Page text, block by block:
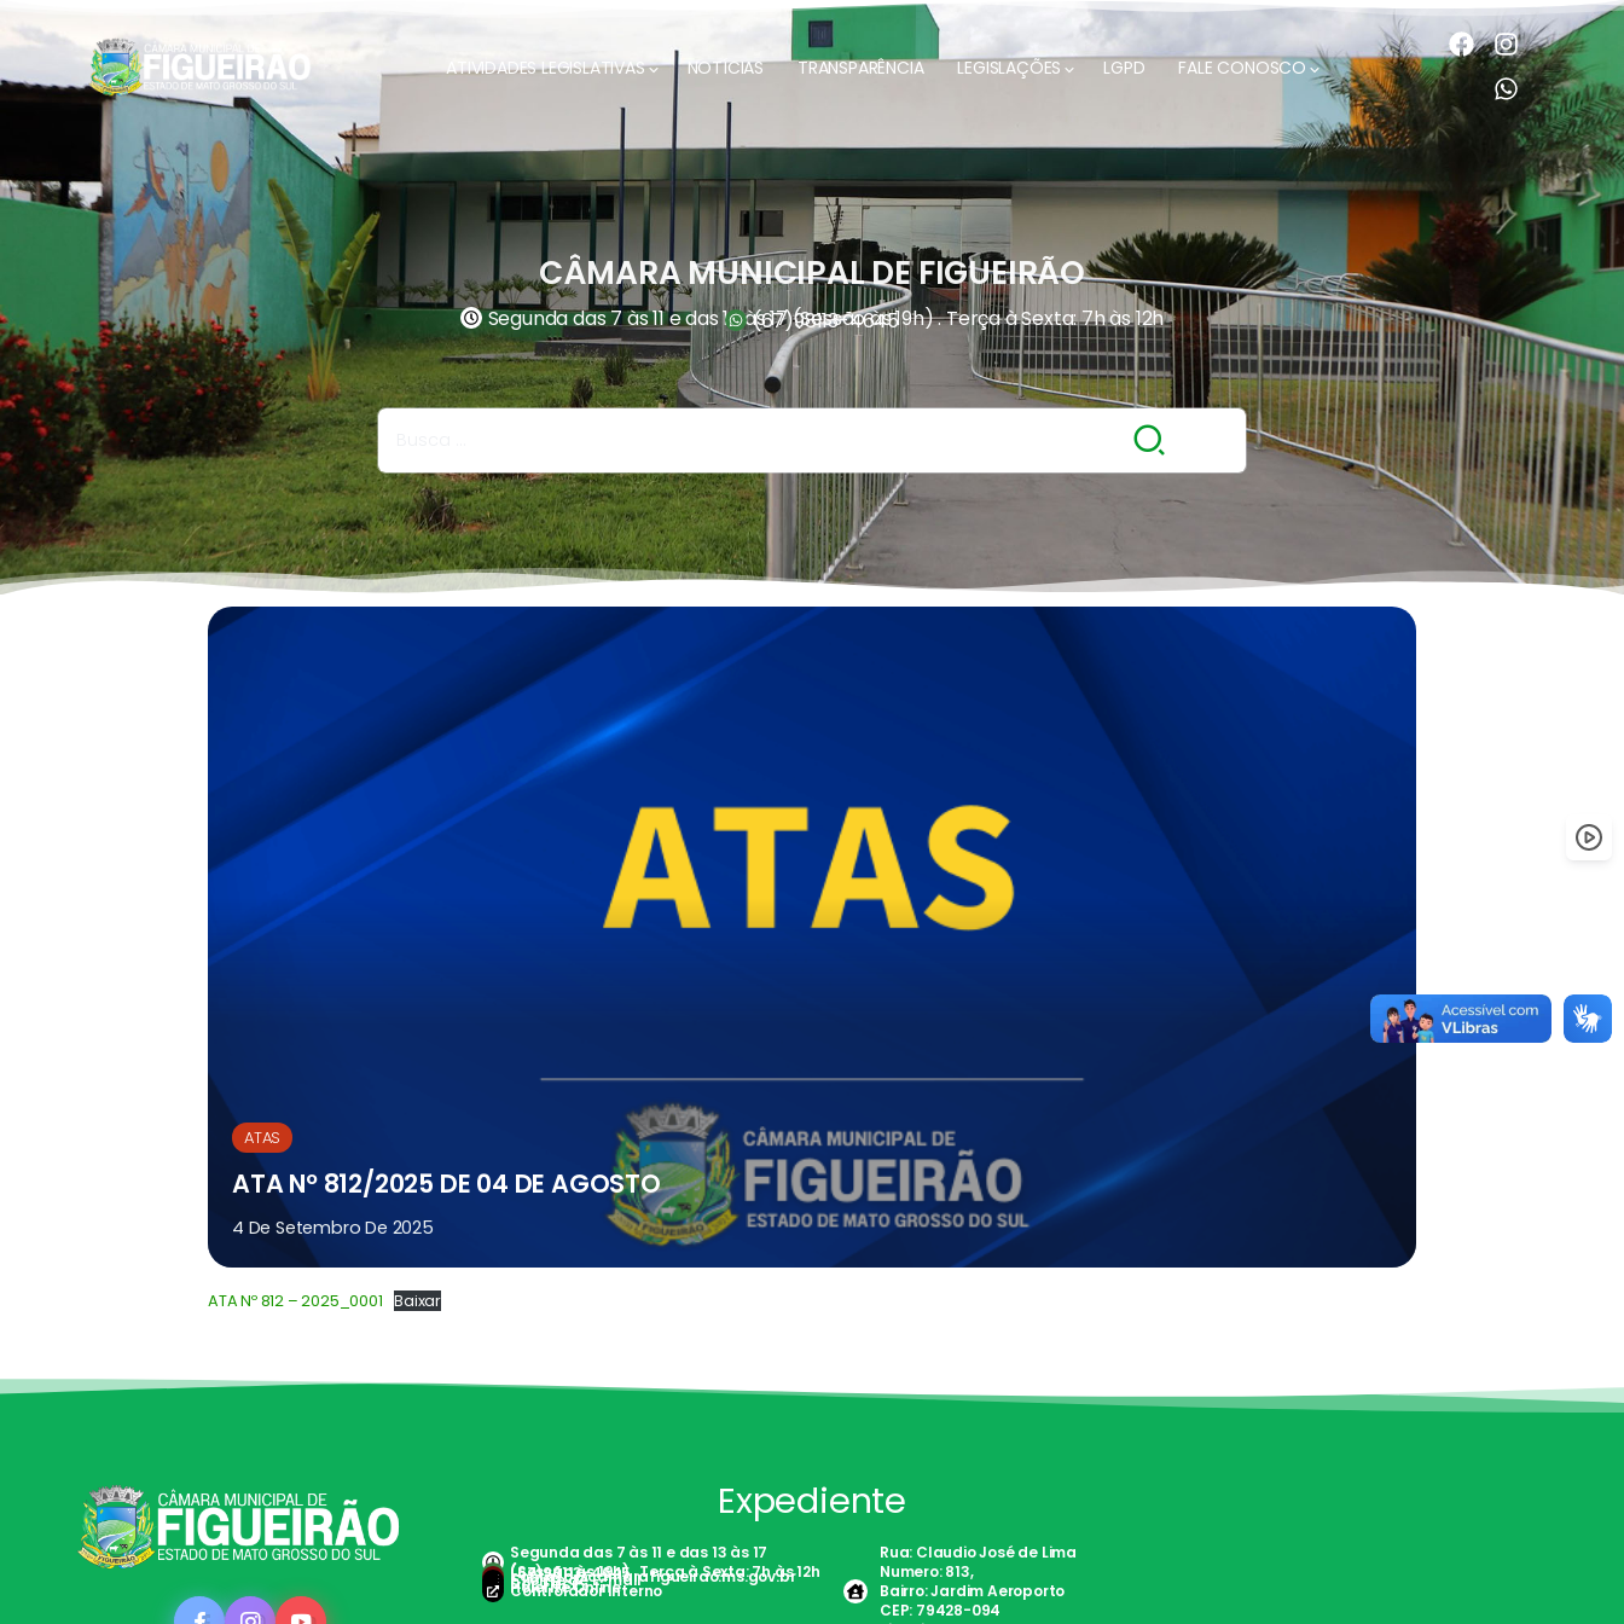
ATIVIDADES LEGISLATIVAS NOTÍCIAS TRANSPARÊNCIA LEGISLAÇÕES LGPD FALE CONOSCO
CÂMARA MUNICIPAL DE FIGUEIRÃO
Segunda das 7 às 11 e das 13 às 17 (Sessão às 19h) . Terça à Sexta: 7h às 12h
(67)98113-4645
ATAS
ATA Nº 812/2025 DE 04 DE AGOSTO
4 De Setembro De 2025
ATA Nº 812 – 2025_0001 Baixar
Expediente
Segunda das 7 às 11 e das 13 às 17
(Sessão às 19h) . Terça à Sexta: 7h às 12h
(67)98113-4645
contato@camarafigueirao.ms.gov.br
Cliente de E-mail
Doc Fácil
Holerite Online
Controlador Interno
Rua: Claudio José de Lima
Numero: 813,
Bairro: Jardim Aeroporto
CEP: 79428-094